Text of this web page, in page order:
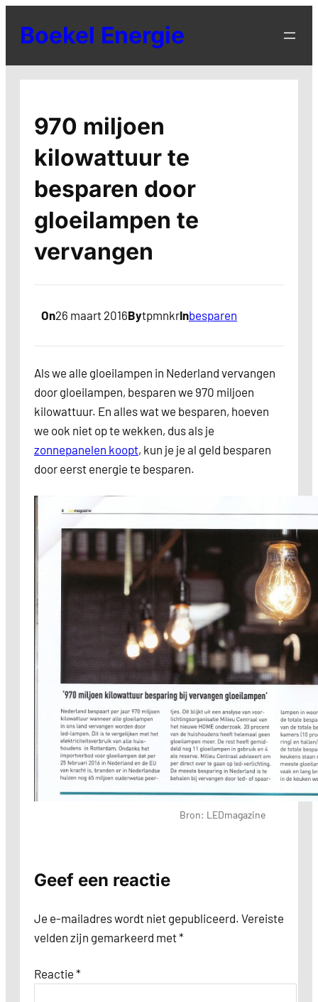
naarBoekel Energie
970 miljoen
kilowattuur te
besparen door
gloeilampen te
vervangen
On26 maart 2016BytpmnkrInbesparen
Als we alle gloeilampen in Nederland vervangen
door gloeilampen, besparen we 970 miljoen
kilowattuur. En alles wat we besparen, hoeven
we ook niet op te wekken, dus als je
zonnepanelen koopt, kun je je al geld besparen
door eerst energie te besparen.
Bron: LEDmagazine
Geef een reactie
Je e-mailadres wordt niet gepubliceerd. Vereiste
velden zijn gemarkeerd met*
Reactie *